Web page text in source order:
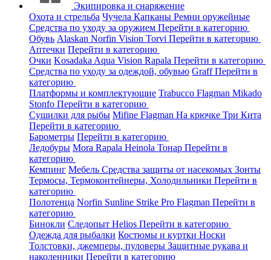
Экипировка и снаряжение
Охота и стрельба Чучела Капканы Ремни оружейные
Средства по уходу за оружием Перейти в категорию
Обувь Alaskan Norfin Vision Torvi Перейти в категорию
Аптечки Перейти в категорию
Очки Kosadaka Aqua Vision Rapala Перейти в категорию
Средства по уходу за одеждой, обувью GraffПерейти в
категорию
Платформы и комплектующие Trabucco Flagman Mikado
Stonfo Перейти в категорию
Сушилки для рыбы Mifine Flagman На крючке Три Кита
Перейти в категорию
Барометры Перейти в категорию
Ледобуры Mora Rapala Heinola Тонар Перейти в
категорию
Кемпинг Мебель Средства защиты от насекомых Зонты
Термосы, Термоконтейнеры, Холодильники Перейти в
категорию
Полотенца Norfin Sunline Strike Pro Flagman Перейти в
категорию
Бинокли Следопыт Helios Перейти в категорию
Одежда для рыбалки Костюмы и куртки Носки
Толстовки, джемперы, пуловеры Защитные рукава и
наколенники Перейти в категорию